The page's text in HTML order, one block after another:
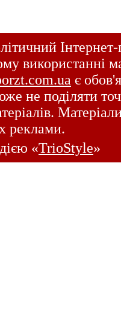
використанні
є
не поділяти
реклами.
«TrioStyle»